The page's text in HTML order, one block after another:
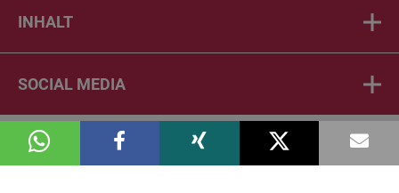
INHALT
SOCIAL MEDIA
© 2026 DIE PTA IN DER APOTHEKE